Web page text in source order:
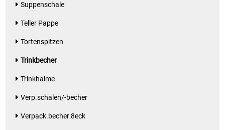
Suppenschale
Teller Pappe
Tortenspitzen
Trinkbecher
Trinkhalme
Verp.schalen/-becher
Verpack.becher 8eck